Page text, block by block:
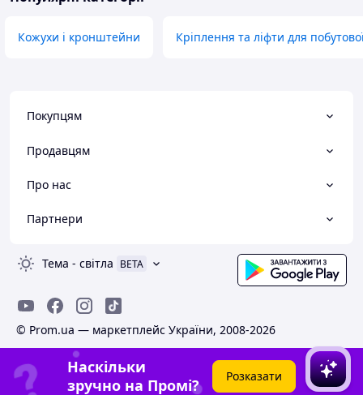
Кожухи і кронштейни Кріплення та ліфти для
Покупцям
Продавцям
Про нас
Партнери
Тема - світла BETA
© Prom.ua — маркетплейс України, 2008-2026
Наскільки
зручно на Промі?
Розказати